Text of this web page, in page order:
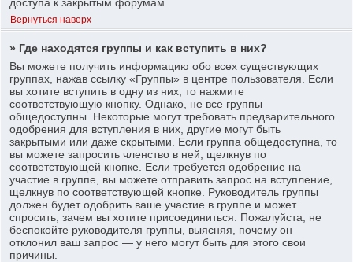
Вернуться наверх
» Где находятся группы и как вступить в них?
Вы можете получить информацию обо всех существующих
группах, нажав ссылку «Группы» в центре пользователя. Если
вы хотите вступить в одну из них, то нажмите
соответствующую кнопку. Однако, не все группы
общедоступны. Некоторые могут требовать предварительного
одобрения для вступления в них, другие могут быть
закрытыми или даже скрытыми. Если группа общедоступна, то
вы можете запросить членство в ней, щелкнув по
соответствующей кнопке. Если требуется одобрение на
участие в группе, вы можете отправить запрос на вступление,
щелкнув по соответствующей кнопке. Руководитель группы
должен будет одобрить ваше участие в группе и может
спросить, зачем вы хотите присоединиться. Пожалуйста, не
беспокойте руководителя группы, выясняя, почему он
отклонил ваш запрос — у него могут быть для этого свои
причины.